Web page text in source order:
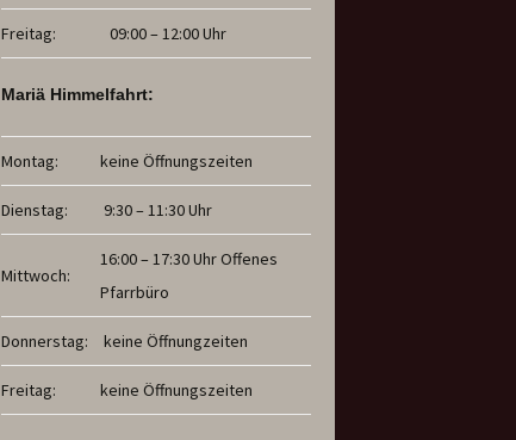
Freitag: 09:00 – 12:00 Uhr
Mariä Himmelfahrt:
Montag: keine Öffnungszeiten
Dienstag: 9:30 – 11:30 Uhr
Mittwoch:
16:00 – 17:30 Uhr Offenes
Pfarrbüro
Donnerstag: keine Öffnungzeiten
Freitag: keine Öffnungszeiten